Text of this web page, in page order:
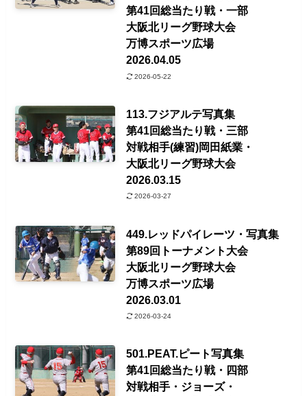
第41回総当たり戦・一部
大阪北リーグ野球大会
万博スポーツ広場
2026.04.05
2026-05-22
113.フジアルテ写真集
第41回総当たり戦・三部
対戦相手(練習)岡田紙業・
大阪北リーグ野球大会
2026.03.15
2026-03-27
449.レッドパイレーツ・写真集
第89回トーナメント大会
大阪北リーグ野球大会
万博スポーツ広場
2026.03.01
2026-03-24
501.PEAT.ピート写真集
第41回総当たり戦・四部
対戦相手・ジョーズ・